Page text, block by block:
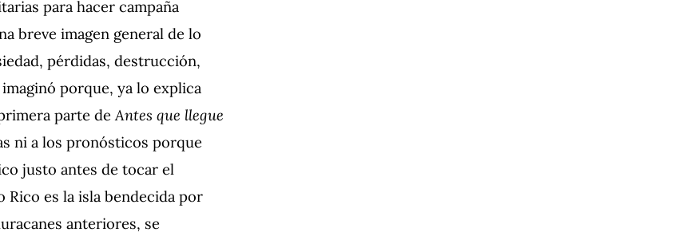
para hacer campaña
breve imagen general de lo
pérdidas, destrucción,
porque, ya lo explica
parte deAntes que llegue
ni a los pronósticos porque
justo antes de tocar el
es la isla bendecida por
anteriores, se